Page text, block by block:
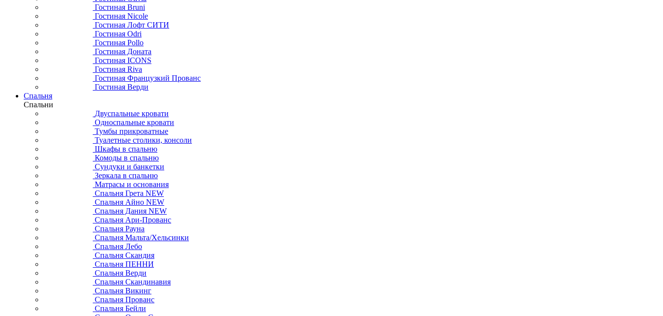
Гостиная Bruni
Гостиная Nicole
Гостиная Лофт СИТИ
Гостиная Odri
Гостиная Pollo
Гостиная Доната
Гостиная ICONS
Гостиная Riva
Гостиная Французкий Прованс
Гостиная Верди
Спальня
Спальни
Двуспальные кровати
Односпальные кровати
Тумбы прикроватные
Туалетные столики, консоли
Шкафы в спальню
Комоды в спальню
Сундуки и банкетки
Зеркала в спальню
Матрасы и основания
Спальня Грета NEW
Спальня Айно NEW
Спальня Дания NEW
Спальня Ари-Прованс
Спальня Рауна
Спальня Мальта/Хельсинки
Спальня Лебо
Спальня Скандия
Спальня ПЕННИ
Спальня Верди
Спальня Скандинавия
Спальня Викинг
Спальня Прованс
Спальня Бейли